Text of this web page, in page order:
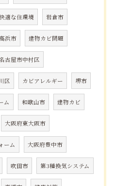
適な住環境 岩倉市
浜市 建物カビ問題
古屋市中村区
区 カビアレルギー 堺市
ム 和歌山市 建物カビ
大阪府東大阪市
ーム 大阪府豊中市
吹田市 第3種換気システム